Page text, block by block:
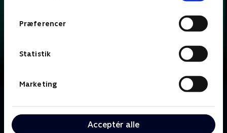
Præferencer
Statistik
Marketing
Acceptér alle
Lasse Rimmer er vært, når to hold kendte danskere
skal bluffe, gætte, købe og sælge sig igennem en